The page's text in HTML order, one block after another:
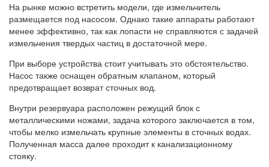
На рынке можно встретить модели, где измельчитель
размещается под насосом. Однако такие аппараты работают
менее эффективно, так как лопасти не справляются с задачей
измельчения твердых частиц в достаточной мере.
При выборе устройства стоит учитывать это обстоятельство.
Насос также оснащен обратным клапаном, который
предотвращает возврат сточных вод.
Внутри резервуара расположен режущий блок с
металлическими ножами, задача которого заключается в том,
чтобы мелко измельчать крупные элементы в сточных водах.
Полученная масса далее проходит к канализационному
стояку.